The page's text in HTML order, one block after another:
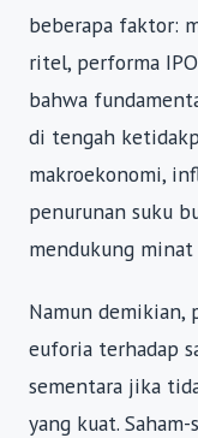
beberapa faktor:
ritel, performa
bahwa
di tengah
makroekonomi,
penurunan suku
mendukung
Namun demikian,
euforia terhadap
sementara jika
yang kuat.